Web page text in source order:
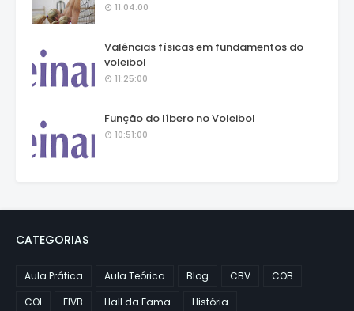
11:04:00
Valências físicas em fundamentos do
voleibol
11:25:00
Função do líbero no Voleibol
10:51:00
CATEGORIAS
Aula Prática Aula Teórica Blog CBV
COB
COI
FIVB Hall da Fama
História